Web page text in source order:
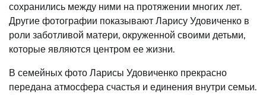
сохранились между ними на протяжении многих лет.
Другие фотографии показывают Ларису Удовиченко в
роли заботливой матери, окруженной своими детьми,
которые являются центром ее жизни.
В семейных фото Ларисы Удовиченко прекрасно
передана атмосфера счастья и единения внутри семьи.